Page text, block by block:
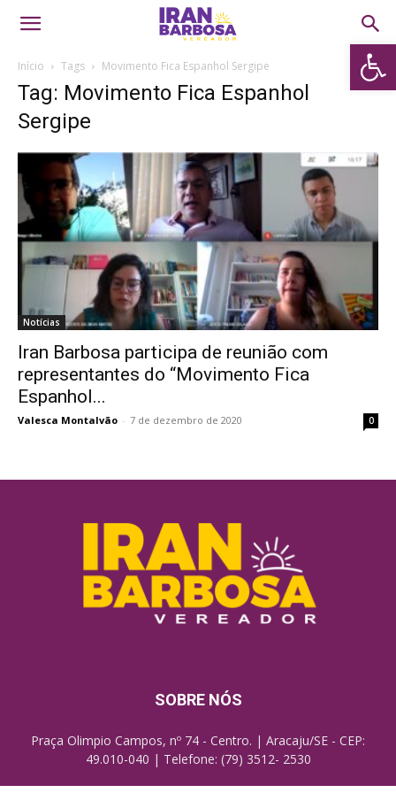
Abrir
Início Tags Movimento Fica Espanhol Sergipe
Tag: Movimento Fica Espanhol
Sergipe
Notícias
Iran Barbosa participa de reunião com
representantes do “Movimento Fica
Espanhol...
Valesca Montalvão - 7 de dezembro de 2020 0
SOBRE NÓS
Praça Olimpio Campos, nº 74 - Centro. | Aracaju/SE - CEP:
49.010-040 | Telefone: (79) 3512- 2530